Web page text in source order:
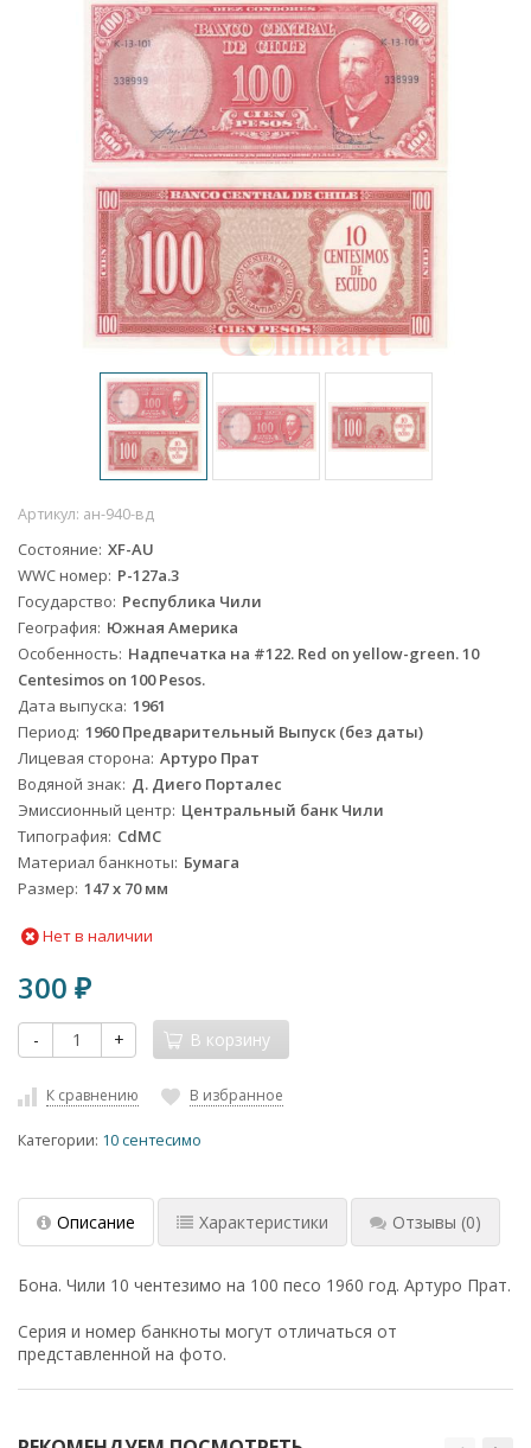
Артикул: ан-940-вд
Состояние XF-AU
WWC номер P-127a.3
Государство Республика Чили
География Южная Америка
Особенность Надпечатка на #122. Red on yellow-green. 10
Centesimos on 100 Pesos.
Дата выпуска 1961
Период 1960 Предварительный Выпуск (без даты)
Лицевая сторона Артуро Прат
Водяной знак Д. Диего Порталес
Эмиссионный центр Центральный банк Чили
Типография CdMC
Материал банкноты Бумага
Размер 147 x 70 мм
Нет в наличии
300 ₽
- + В корзину
К сравнению В избранное
Категории: 10 сентесимо
Описание Характеристики Отзывы (0)
Бона. Чили 10 чентезимо на 100 песо 1960 год. Артуро Прат.
Серия и номер банкноты могут отличаться от
представленной на фото.